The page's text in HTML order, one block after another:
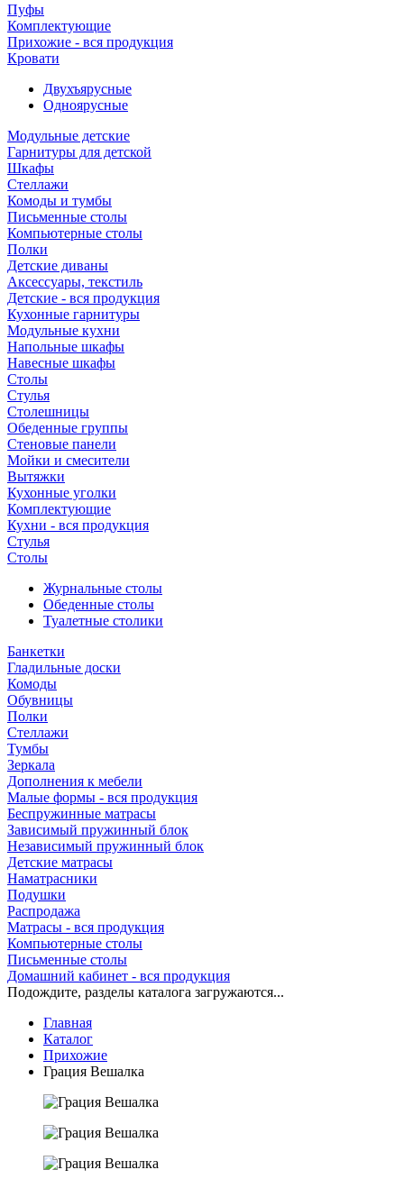
Пуфы
Комплектующие
Прихожие - вся продукция
Кровати
Двухъярусные
Одноярусные
Модульные детские
Гарнитуры для детской
Шкафы
Стеллажи
Комоды и тумбы
Письменные столы
Компьютерные столы
Полки
Детские диваны
Аксессуары, текстиль
Детские - вся продукция
Кухонные гарнитуры
Модульные кухни
Напольные шкафы
Навесные шкафы
Столы
Стулья
Столешницы
Обеденные группы
Стеновые панели
Мойки и смесители
Вытяжки
Кухонные уголки
Комплектующие
Кухни - вся продукция
Стулья
Столы
Журнальные столы
Обеденные столы
Туалетные столики
Банкетки
Гладильные доски
Комоды
Обувницы
Полки
Стеллажи
Тумбы
Зеркала
Дополнения к мебели
Малые формы - вся продукция
Беспружинные матрасы
Зависимый пружинный блок
Независимый пружинный блок
Детские матрасы
Наматрасники
Подушки
Распродажа
Матрасы - вся продукция
Компьютерные столы
Письменные столы
Домашний кабинет - вся продукция
Подождите, разделы каталога загружаются...
Главная
Каталог
Прихожие
Грация Вешалка